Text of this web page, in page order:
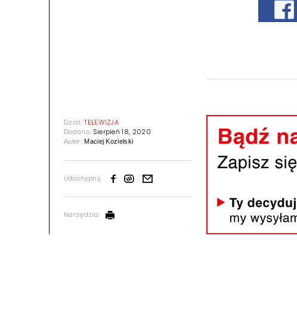
Dział:TELEWIZJA
Dodano: Sierpień 18, 2020
Autor:Maciej Kozielski
Udostępnij:
Narzędzia: